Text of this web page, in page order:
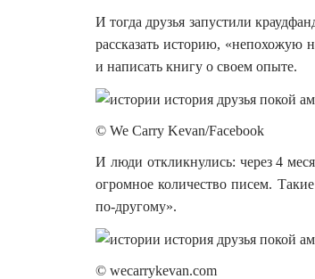
И тогда друзья запустили
рассказать историю, «непохожую
и написать книгу о своем опыте.
© We Carry Kevan/Facebook
И люди откликнулись: через 4
огромное количество писем.
по-другому».
© wecarrykevan.com